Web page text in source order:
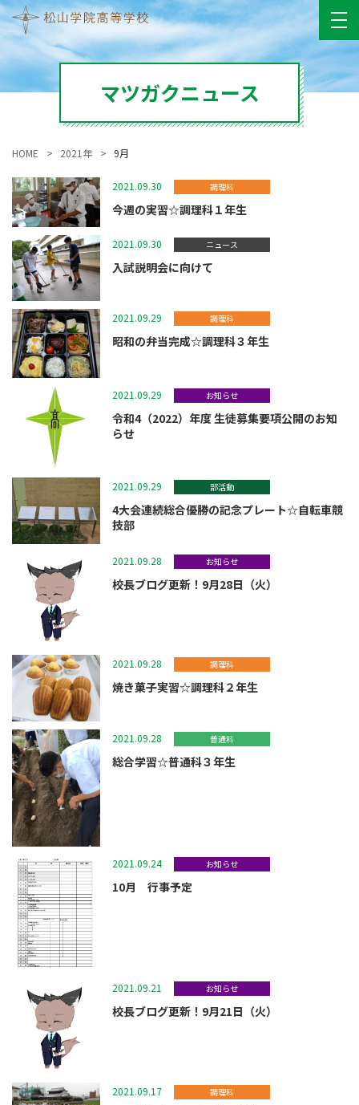
マツガクニュース
HOME 2021年 9月
2021.09.30 調理科
今週の実習☆調理科１年生
2021.09.30 ニュース
入試説明会に向けて
2021.09.29 調理科
昭和の弁当完成☆調理科３年生
2021.09.29 お知らせ
令和4（2022）年度 ⽣徒募集要項公開のお知
らせ
2021.09.29 部活動
4大会連続総合優勝の記念プレート☆自転車競
技部
2021.09.28 お知らせ
校長ブログ更新！9月28日（火）
2021.09.28 調理科
焼き菓子実習☆調理科２年生
2021.09.28 普通科
総合学習☆普通科３年生
2021.09.24 お知らせ
10月 行事予定
2021.09.21 お知らせ
校長ブログ更新！9月21日（火）
2021.09.17 調理科